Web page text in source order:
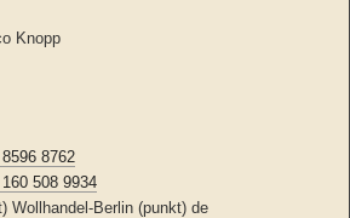
Knopp
8762
508 9934
Berlin (punkt) de